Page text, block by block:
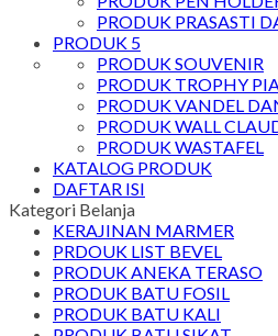
PRODUK PRASASTI
PRODUK 5
PRODUK SOUVENIR
PRODUK TROPHY
PRODUK VANDEL
PRODUK WALL
PRODUK WASTAFEL
KATALOG PRODUK
DAFTAR ISI
Kategori Belanja
KERAJINAN MARMER
PRDOUK LIST BEVEL
PRODUK ANEKA TERASO
PRODUK BATU FOSIL
PRODUK BATU KALI